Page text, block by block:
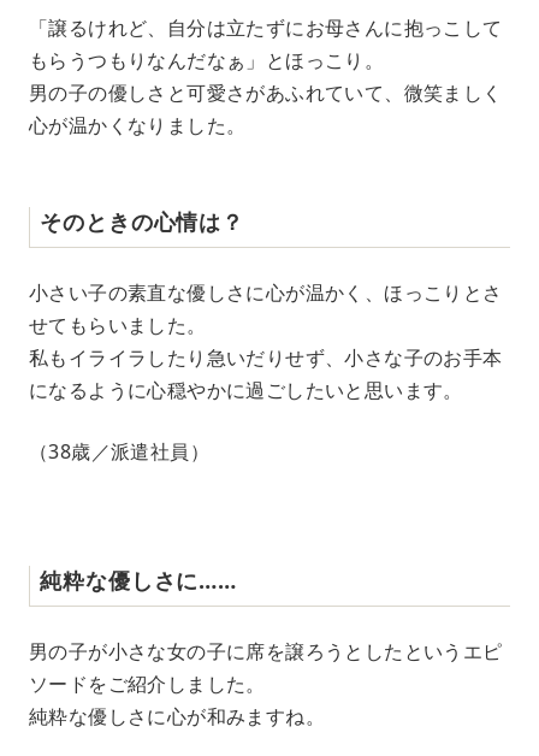
「譲るけれど、自分は立たずにお母さんに抱っこして
もらうつもりなんだなぁ」とほっこり。
男の子の優しさと可愛さがあふれていて、微笑ましく
心が温かくなりました。
そのときの心情は？
小さい子の素直な優しさに心が温かく、ほっこりとさ
せてもらいました。
私もイライラしたり急いだりせず、小さな子のお手本
になるように心穏やかに過ごしたいと思います。
（38歳／派遣社員）
純粋な優しさに……
男の子が小さな女の子に席を譲ろうとしたというエピ
ソードをご紹介しました。
純粋な優しさに心が和みますね。